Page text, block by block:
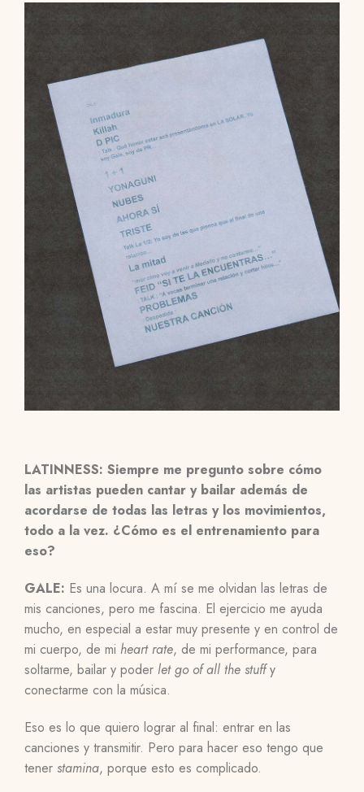
LATINNESS: Siempre me pregunto sobre cómo
las artistas pueden cantar y bailar además de
acordarse de todas las letras y los movimientos,
todo a la vez. ¿Cómo es el entrenamiento para
eso?
GALE: Es una locura. A mí se me olvidan las letras de
mis canciones, pero me fascina. El ejercicio me ayuda
mucho, en especial a estar muy presente y en control de
mi cuerpo, de mi heart rate, de mi performance, para
soltarme, bailar y poder let go of all the stuffy
conectarme con la música.
Eso es lo que quiero lograr al final: entrar en las
canciones y transmitir. Pero para hacer eso tengo que
tener stamina, porque esto es complicado.